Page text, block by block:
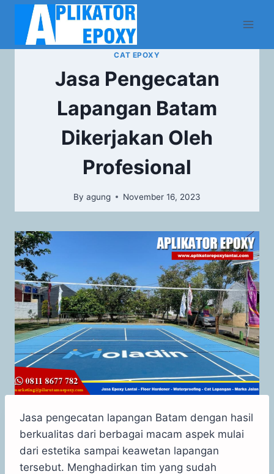
CAT EPOXY
Jasa Pengecatan
Lapangan Batam
Dikerjakan Oleh
Profesional
By agung November 16, 2023
Jasa pengecatan lapangan Batam dengan hasil
berkualitas dari berbagai macam aspek mulai
dari estetika sampai keawetan lapangan
tersebut. Menghadirkan tim yang sudah